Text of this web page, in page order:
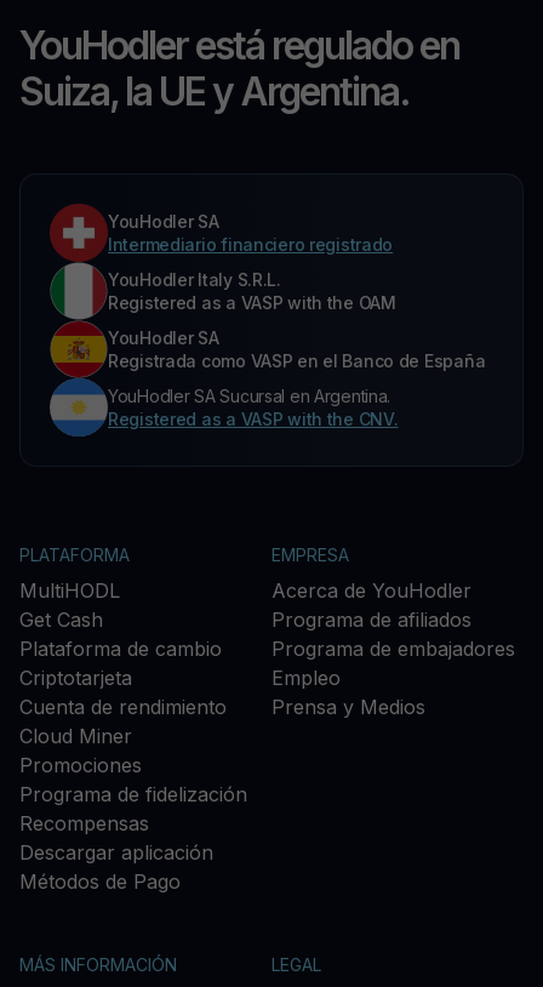
YouHodler está regulado en
Suiza, la UE y Argentina.
YouHodler SA
Intermediario financiero registrado
YouHodler Italy S.R.L.
Registered as a VASP with the OAM
YouHodler SA
Registrada como VASP en el Banco de España
YouHodler SA Sucursal en Argentina.
Registered as a VASP with the CNV.
PLATAFORMA
MultiHODL
Get Cash
Plataforma de cambio
Criptotarjeta
Cuenta de rendimiento
Cloud Miner
Promociones
Programa de fidelización
Recompensas
Descargar aplicación
Métodos de Pago
EMPRESA
Acerca de YouHodler
Programa de afiliados
Programa de embajadores
Empleo
Prensa y Medios
MÁS INFORMACIÓN LEGAL